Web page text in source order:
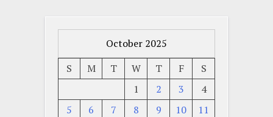
October 2025
S
M T W T F
S
1
2 3
4
5
6 7 8 9 10
11